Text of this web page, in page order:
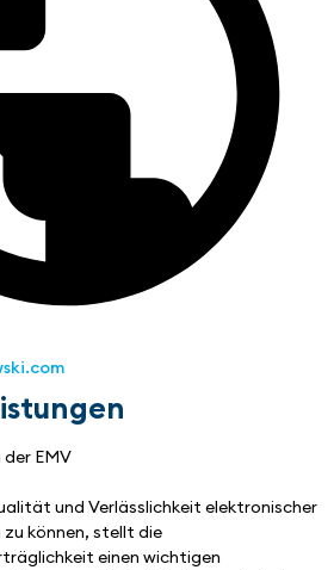
EMV
und Verlässlichkeit elektronischer
können, stellt die
einen wichtigen